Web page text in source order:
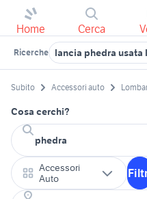
Home Cerca
Ricerche lancia phedra usata
Subito Accessori auto
Cosa cerchi?
Accessori
Auto